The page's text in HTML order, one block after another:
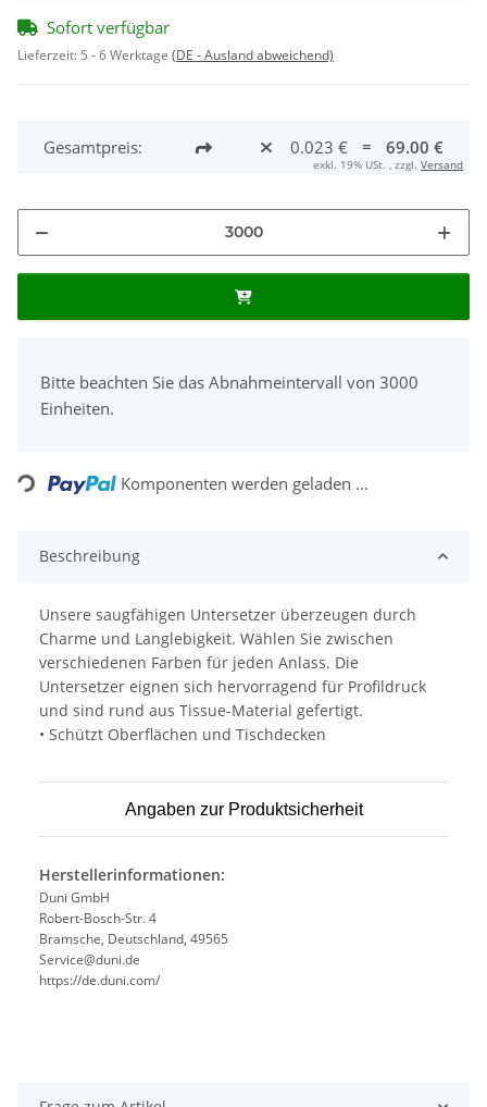
Sofort verfügbar
Lieferzeit: 5 - 6 Werktage (DE - Ausland abweichend)
Gesamtpreis: 0.023 € = 69.00 €
exkl. 19% USt. , zzgl. Versand
Bitte beachten Sie das Abnahmeintervall von 3000
Einheiten.
Loading... Komponenten werden geladen ...
Beschreibung
Unsere saugfähigen Untersetzer überzeugen durch
Charme und Langlebigkeit. Wählen Sie zwischen
verschiedenen Farben für jeden Anlass. Die
Untersetzer eignen sich hervorragend für Profildruck
und sind rund aus Tissue-Material gefertigt.
• Schützt Oberflächen und Tischdecken
Angaben zur Produktsicherheit
Herstellerinformationen:
Duni GmbH
Robert-Bosch-Str. 4
Bramsche, Deutschland, 49565
Service@duni.de
https://de.duni.com/